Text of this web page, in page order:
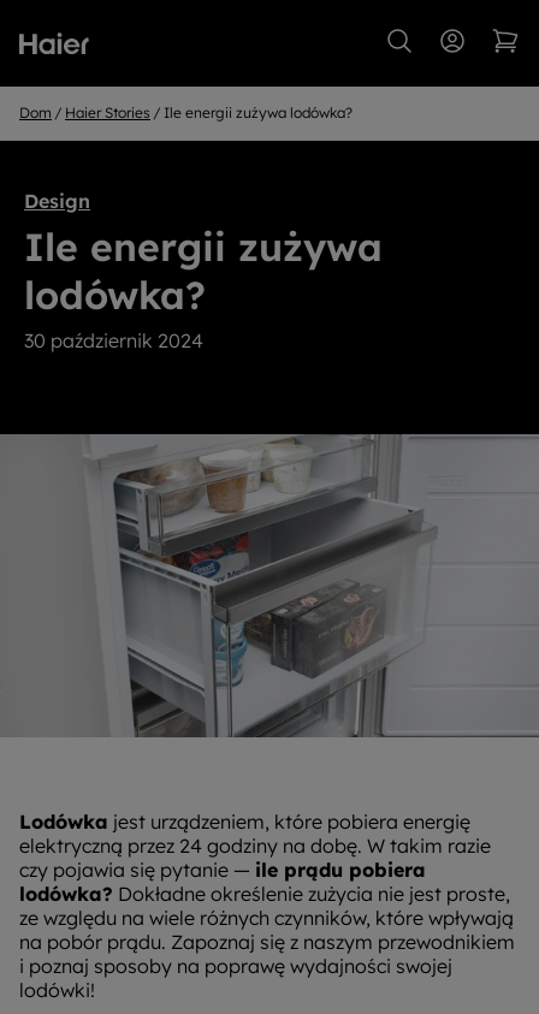
Dom Haier Stories Ile energii zużywa lodówka?
Design
Ile energii zużywa
lodówka?
30 październik 2024
Lodówka jest urządzeniem, które pobiera energię
elektryczną przez 24 godziny na dobę. W takim razie
czy pojawia się pytanie — ile prądu pobiera
lodówka? Dokładne określenie zużycia nie jest proste,
ze względu na wiele różnych czynników, które wpływają
na pobór prądu. Zapoznaj się z naszym przewodnikiem
i poznaj sposoby na poprawę wydajności swojej
lodówki!